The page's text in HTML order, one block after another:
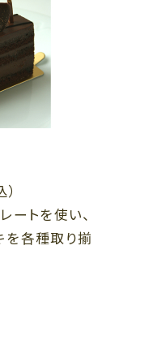
～20:00
～23:00
時間 10:00～20:00）
ートを使い、
を各種取り揃